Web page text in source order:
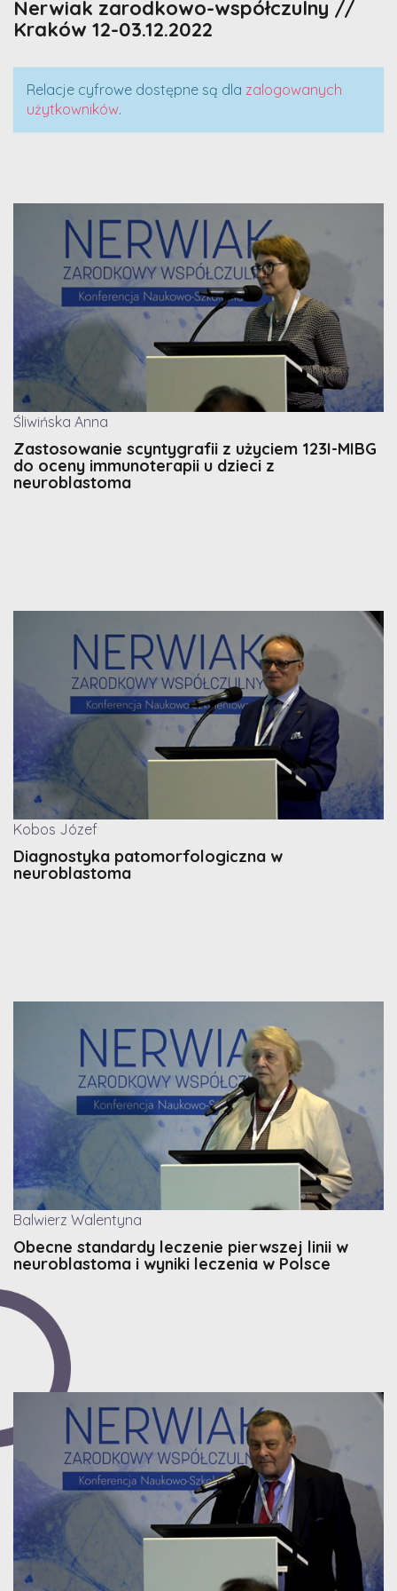
Nerwiak zarodkowo-współczulny //
Kraków 12-03.12.2022
Relacje cyfrowe dostępne są dla zalogowanych
użytkowników.
Śliwińska Anna
Zastosowanie scyntygrafii z użyciem 123I-MIBG
do oceny immunoterapii u dzieci z
neuroblastoma
Kobos Józef
Diagnostyka patomorfologiczna w
neuroblastoma
Balwierz Walentyna
Obecne standardy leczenie pierwszej linii w
neuroblastoma i wyniki leczenia w Polsce